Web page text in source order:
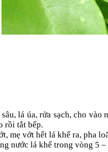
lá úa, rửa sạch, cho
rồi tắt bếp.
mẹ vớt hết lá khế ra, pha
nước lá khế trong vòng 5